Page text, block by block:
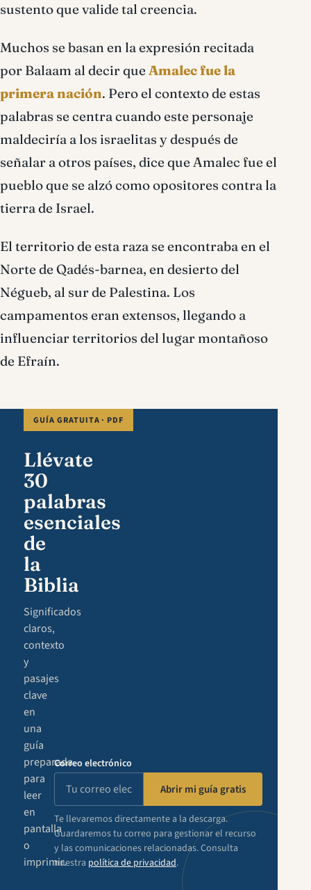
sustento que valide tal creencia.
Muchos se basan en la expresión recitada
por Balaam al decir que Amalec fue la
primera nación. Pero el contexto de estas
palabras se centra cuando este personaje
maldeciría a los israelitas y después de
señalar a otros países, dice que Amalec fue el
pueblo que se alzó como opositores contra la
tierra de Israel.
El territorio de esta raza se encontraba en el
Norte de Qadés-barnea, en desierto del
Négueb, al sur de Palestina. Los
campamentos eran extensos, llegando a
influenciar territorios del lugar montañoso
de Efraín.
GUÍA GRATUITA · PDF
Llévate
30
palabras
esenciales
de
la
Biblia
Significados
claros,
contexto
y
pasajes
clave
en
una
guía
preparada
para
leer
en
pantalla
o
imprimir.
Correo electrónico
Abrir mi guía gratis
Te llevaremos directamente a la descarga.
Guardaremos tu correo para gestionar el recurso
y las comunicaciones relacionadas. Consulta
nuestra política de privacidad.